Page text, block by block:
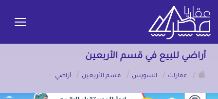
أراضي للبيع في قسم الأربعين
/
عقارات / السويس / قسم الأربعين / أراضي